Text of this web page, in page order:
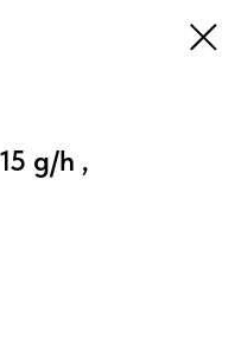
g/h ,